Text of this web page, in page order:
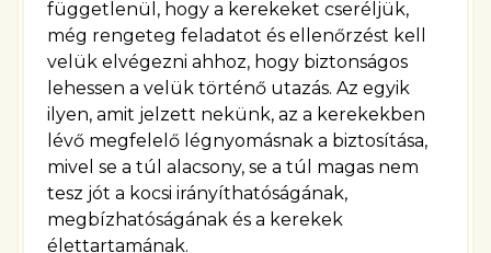
függetlenül, hogy a kerekeket cseréljük,
még rengeteg feladatot és ellenőrzést kell
velük elvégezni ahhoz, hogy biztonságos
lehessen a velük történő utazás. Az egyik
ilyen, amit jelzett nekünk, az a kerekekben
lévő megfelelő légnyomásnak a biztosítása,
mivel se a túl alacsony, se a túl magas nem
tesz jót a kocsi irányíthatóságának,
megbízhatóságának és a kerekek
élettartamának.